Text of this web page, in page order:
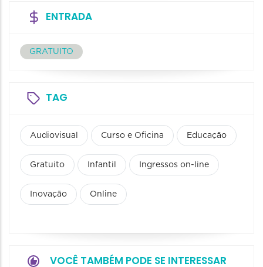
ENTRADA
GRATUITO
TAG
Audiovisual Curso e Oficina Educação
Gratuito Infantil Ingressos on-line
Inovação Online
VOCÊ TAMBÉM PODE SE INTERESSAR